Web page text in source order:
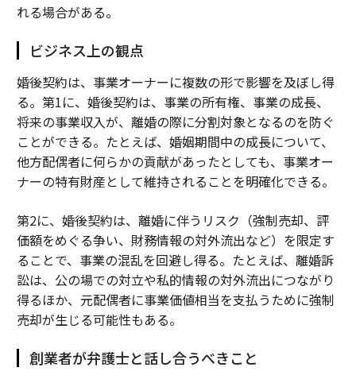
れる場合がある。
ビジネス上の観点
婚後契約は、事業オーナーに複数の形で影響を及ぼし得
る。第1に、婚後契約は、事業の所有権、事業の成長、
将来の事業収入が、離婚の際に分割対象となるのを防ぐ
ことができる。たとえば、婚姻期間中の成長について、
他方配偶者に何らかの貢献があったとしても、事業オー
ナーの特有財産として維持されることを明確化できる。
第2に、婚後契約は、離婚に伴うリスク（強制売却、評
価額をめぐる争い、財務情報の対外流出など）を限定す
ることで、事業の混乱を回避し得る。たとえば、離婚訴
訟は、公の場での対立や私的情報の対外流出につながり
得るほか、元配偶者に事業価値相当を支払うために強制
売却が生じる可能性もある。
創業者が弁護士と話し合うべきこと